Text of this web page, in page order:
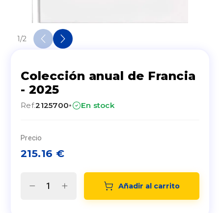
1/2
Colección anual de Francia
- 2025
Ref.2125700· En stock
Precio
215.16 €
Añadir al carrito